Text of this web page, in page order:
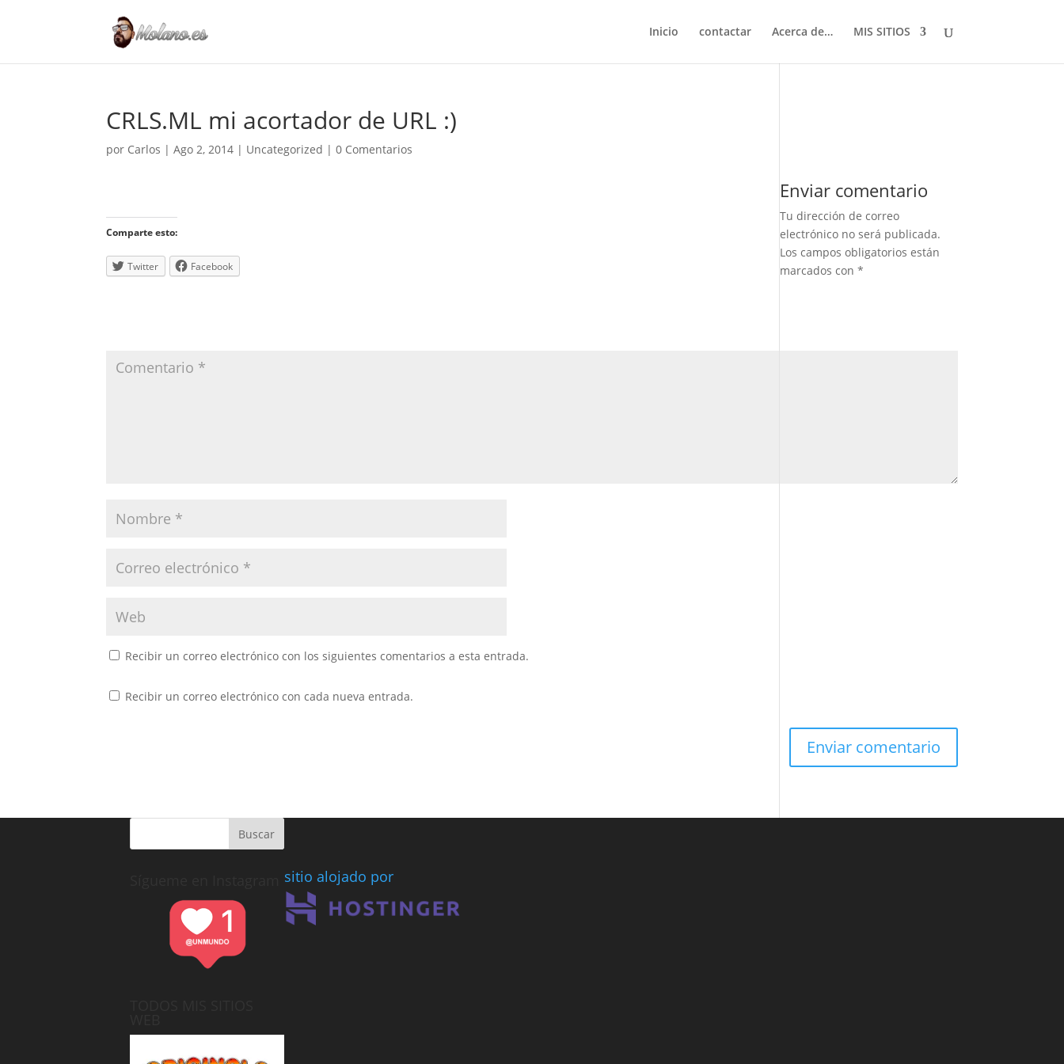
Inicio contactar Acerca de… MIS SITIOS
CRLS.ML mi acortador de URL :)
por Carlos |Ago 2, 2014 | Uncategorized |0 Comentarios
Comparte esto:
Twitter Facebook
Enviar comentario
Tu dirección de correo
electrónico no será publicada.
Los campos obligatorios están
marcados con*
Recibir un correo electrónico con los siguientes comentarios a esta entrada.
Recibir un correo electrónico con cada nueva entrada.
sitio alojado por